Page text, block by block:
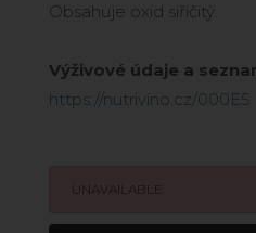
Obsahuje oxid siřičitý.
Výživové údaje a
https://nutrivino.cz/000E5
UNAVAILABLE